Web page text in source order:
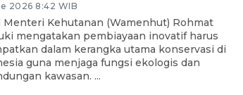
2026 8:42 WIB
Menteri Kehutanan (Wamenhut) Rohmat
mengatakan pembiayaan inovatif harus
dalam kerangka utama konservasi di
guna menjaga fungsi ekologis dan
kawasan. ...